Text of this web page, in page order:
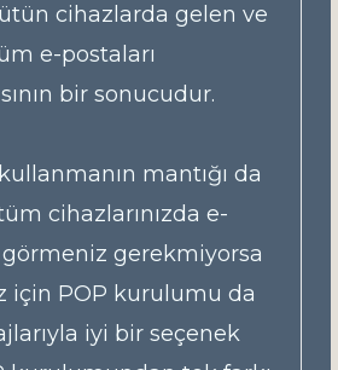
cihazlarda gelen ve
e-postaları
bir sonucudur.
mantığı da
cihazlarınızda e-
görmeniz gerekmiyorsa
için POP kurulumu da
iyi bir seçenek